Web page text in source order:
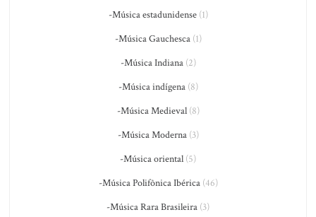
-Música estadunidense(1)
-Música Gauchesca(1)
-Música Indiana(2)
-Música indígena(8)
-Música Medieval(8)
-Música Moderna(3)
-Música oriental (5)
-Música Polifônica Ibérica(46)
-Música Rara Brasileira (3)